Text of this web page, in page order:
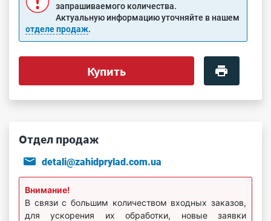
запрашиваемого количества.
Актуальную информацию уточняйте в нашем
отделе продаж.
Купить
Отдел продаж
detali@zahidprylad.com.ua
Внимание!
В связи с большим количеством входных заказов,
для ускорения их обработки, новые заявки